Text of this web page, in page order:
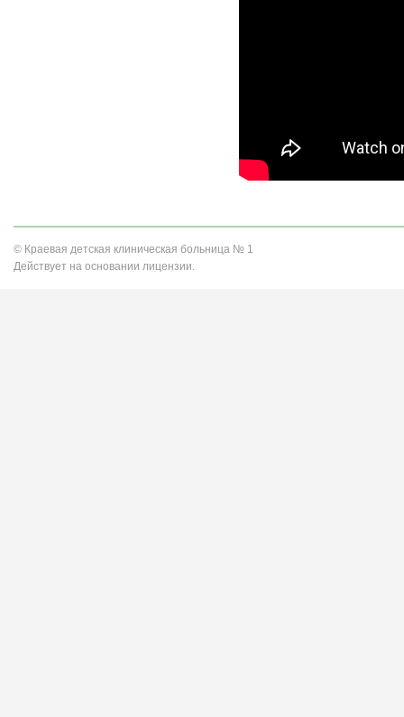
© Краевая детская клиническая больница № 1
Действует на основании лицензии.